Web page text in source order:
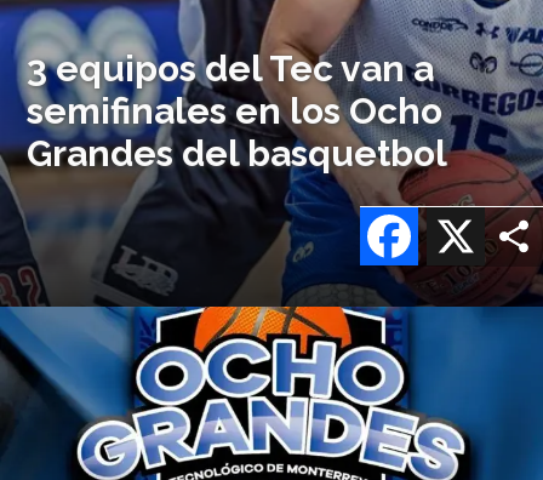
3 equipos del Tec van a
semifinales en los Ocho
Grandes del basquetbol
X
Facebook
Imagen
o
logo